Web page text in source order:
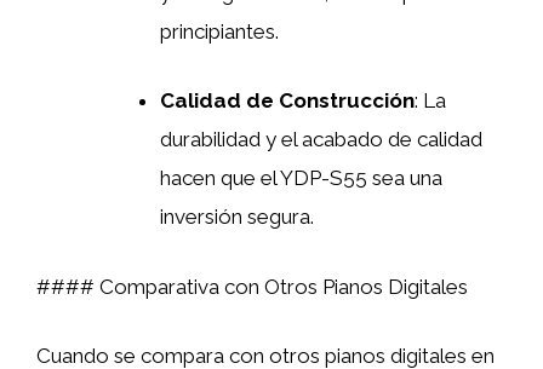
principiantes.
Calidad de Construcción: La
durabilidad y el acabado de calidad
hacen que el YDP-S55 sea una
inversión segura.
#### Comparativa con Otros Pianos Digitales
Cuando se compara con otros pianos digitales en